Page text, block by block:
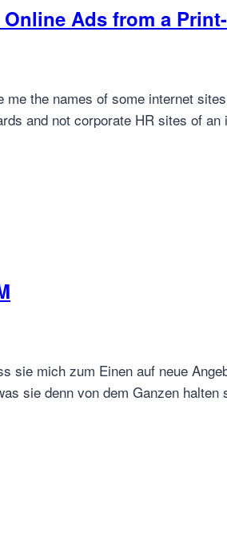
Ads from a
the names of some internet
and not corporate HR sites of
mich zum Einen auf neue
sie denn von dem Ganzen